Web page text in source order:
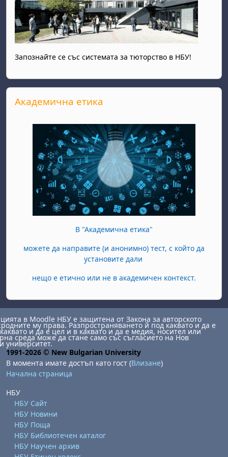
Запознайте се със системата за тюторство в НБУ!
Прескочи Академична етика
Академична етика
В "Академична етика"
можете да направите (и анонимно) тест, с който да
установите дали
нещо е етично или не в академичен контекст.
в Moodle НБУ е защитена от Закона за авторското
му права. Разпространяването й под каквато и да е
и да е цел и в каквато и да е медия, носител или
среда може да стане само със съгласието на Нов
университет.
1991-2026 © New Bulgarian University
В момента имате достъп като гост (Влизане)
Начална страница
НБУ
НБУ Сайт
НБУ Новини
НБУ Поща
НБУ Библиотечен каталог
НБУ Научен архив